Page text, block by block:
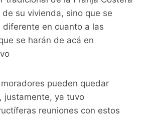
su vivienda, sino que se
en cuanto a las
se harán de acá en
pueden quedar
justamente, ya tuvo
reuniones con estos